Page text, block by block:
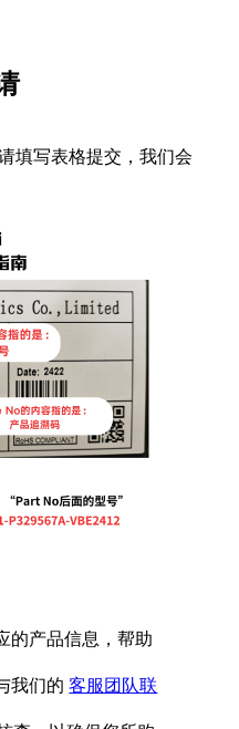
填写表格提交，我们会
的产品信息，帮助
我们的客服团队联